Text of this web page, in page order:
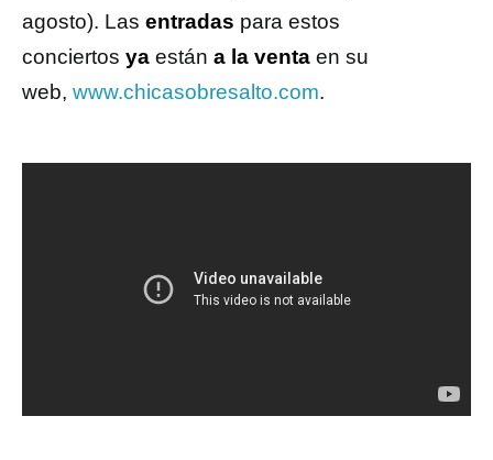
agosto). Las entradas para estos
conciertos ya están a la venta en su
web, www.chicasobresalto.com.